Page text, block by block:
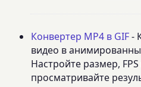
Конвертер MP4 в GIF-
видео в
Настройте размер,
просматривайте